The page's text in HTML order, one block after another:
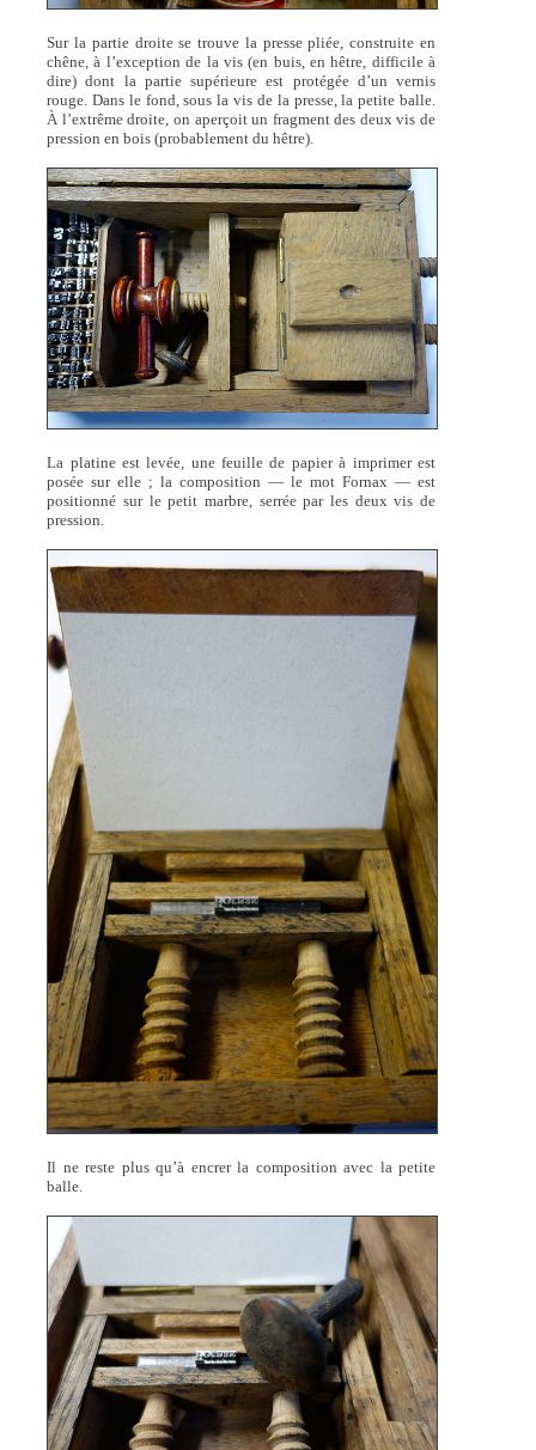
Sur la partie droite se trouve la presse pliée, construite en
chêne, à l’exception de la vis (en buis, en hêtre, difficile à
dire) dont la partie supérieure est protégée d’un vernis
rouge. Dans le fond, sous la vis de la presse, la petite balle.
À l’extrême droite, on aperçoit un fragment des deux vis de
pression en bois (probablement du hêtre).
La platine est levée, une feuille de papier à imprimer est
posée sur elle ; la composition — le mot Fornax — est
positionné sur le petit marbre, serrée par les deux vis de
pression.
Il ne reste plus qu’à encrer la composition avec la petite
balle.